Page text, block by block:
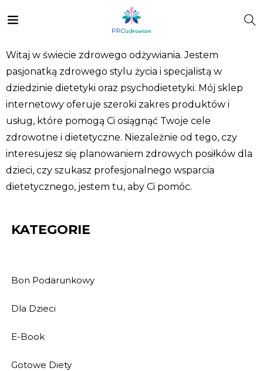
Witaj w świecie zdrowego odżywiania. Jestem
pasjonatką zdrowego stylu życia i specjalistą w
dziedzinie dietetyki oraz psychodietetyki. Mój sklep
internetowy oferuje szeroki zakres produktów i
usług, które pomogą Ci osiągnąć Twoje cele
zdrowotne i dietetyczne. Niezależnie od tego, czy
interesujesz się planowaniem zdrowych posiłków dla
dzieci, czy szukasz profesjonalnego wsparcia
dietetycznego, jestem tu, aby Ci pomóc.
KATEGORIE
Bon Podarunkowy
Dla Dzieci
E-Book
Gotowe Diety